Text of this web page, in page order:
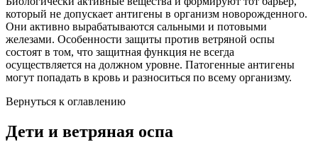
который не допускает антигены в организм новорожденного.
Они активно вырабатываются сальными и потовыми
железами. Особенности защиты против ветряной оспы
состоят в том, что защитная функция не всегда
осуществляется на должном уровне. Патогенные антигены
могут попадать в кровь и разноситься по всему организму.
Вернуться к оглавлению
Дети и ветряная оспа